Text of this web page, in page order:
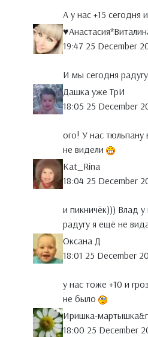
А у нас +15 сегодня
19:47 25 December
И мы сегодня
Дашка уже ТрИ
18:05 25 December
ого! У нас
не видели
Kat_Rina
18:04 25 December
и пикничёк))) Влад
радугу я ещё не
Оксана Д
18:01 25 December
у нас тоже +10 и
не было
Иришка-
18:00 25 December